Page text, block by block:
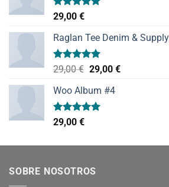
Valorado
con
de 5
29,00 €
Raglan Tee Denim &
Valorado
de 5
29,00€ El
original
era:
29,00 €El
Woo Album #4
Valorado
con
29,00 €
SOBRE NOSOTROS